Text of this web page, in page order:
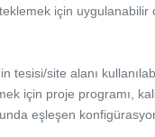
için uygulanabilir
tesisi/site alanı
için proje programı,
eşleşen